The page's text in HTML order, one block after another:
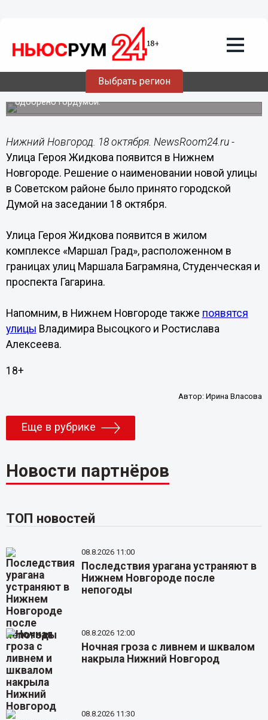
Выбрать регион
18.10.201714:49
Улица Героя Жидкова появится в
Нижнем Новгороде
Наименование новой улицы в Советском районе
одобрено Гордумой.
Нижний Новгород. 18 октября. NewsRoom24.ru -
Улица Героя Жидкова появится в Нижнем
Новгороде. Решение о наименовании новой улицы
в Советском районе было принято городской
Думой на заседании 18 октября.
Улица Героя Жидкова появится в жилом
комплексе «Маршал Град», расположенном в
границах улиц Маршала Баграмяна, Студенческая и
проспекта Гагарина.
Напомним, в Нижнем Новгороде также появятся
улицы Владимира Высоцкого и Ростислава
Алексеева.
18+
Автор:Ирина Власова
Еще в рубрике
Новости партнёров
ТОП новостей
08.8.2026 11:00
Последствия урагана устраняют в
Нижнем Новгороде после
непогоды
08.8.2026 12:00
Ночная гроза с ливнем и шквалом
накрыла Нижний Новгород
08.8.2026 11:30